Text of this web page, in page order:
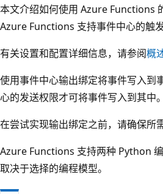
本文介绍如何使用 Azure Functions
Azure Functions 支持事件中心的触
有关设置和配置详细信息，请参阅概
使用事件中心输出绑定将事件写入到
心的发送权限才可将事件写入到其中。
在尝试实现输出绑定之前，请确保所
Azure Functions 支持两种 Python
取决于选择的编程模型。